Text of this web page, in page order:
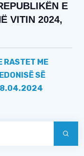
E
VITIN 2024,
RASTET ME
SË
.04.2024